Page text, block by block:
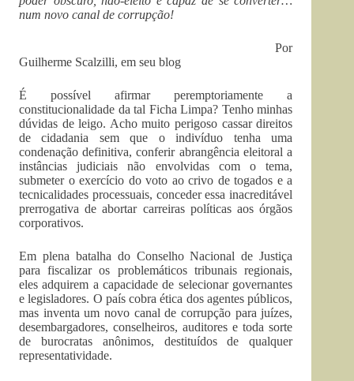
num novo canal de corrupção!
Por
Guilherme Scalzilli, em seu blog
É possível afirmar peremptoriamente a
constitucionalidade da tal Ficha Limpa? Tenho minhas
dúvidas de leigo. Acho muito perigoso cassar direitos
de cidadania sem que o indivíduo tenha uma
condenação definitiva, conferir abrangência eleitoral a
instâncias judiciais não envolvidas com o tema,
submeter o exercício do voto ao crivo de togados e a
tecnicalidades processuais, conceder essa inacreditável
prerrogativa de abortar carreiras políticas aos órgãos
corporativos.
Em plena batalha do Conselho Nacional de Justiça
para fiscalizar os problemáticos tribunais regionais,
eles adquirem a capacidade de selecionar governantes
e legisladores. O país cobra ética dos agentes públicos,
mas inventa um novo canal de corrupção para juízes,
desembargadores, conselheiros, auditores e toda sorte
de burocratas anônimos, destituídos de qualquer
representatividade.